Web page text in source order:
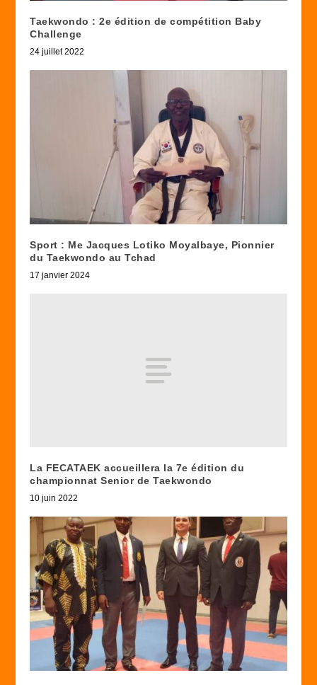
Taekwondo : 2e édition de compétition Baby
Challenge
24 juillet 2022
Sport : Me Jacques Lotiko Moyalbaye, Pionnier
du Taekwondo au Tchad
17 janvier 2024
La FECATAEK accueillera la 7e édition du
championnat Senior de Taekwondo
10 juin 2022